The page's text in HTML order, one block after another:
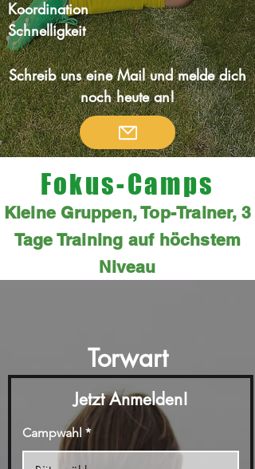
Koordination
Schnelligkeit
Schreib uns eine Mail und melde dich
noch heute an!
Fokus-Camps
Kleine Gruppen, Top-Trainer, 3
Tage Training auf höchstem
Niveau
Torwart
Jetzt Anmelden!
Campwahl